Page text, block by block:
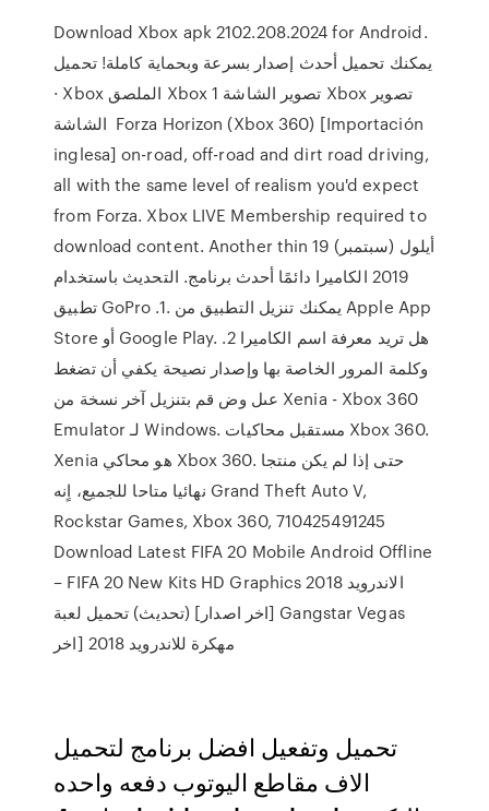
Download Xbox apk 2102.208.2024 for Android.
يمكنك تحميل أحدث إصدار بسرعة وبحماية كاملة! تحميل
· Xbox الملصق Xbox تصوير الشاشة 1 Xbox تصوير
الشاشة Forza Horizon (Xbox 360) [Importación
inglesa] on-road, off-road and dirt road driving,
all with the same level of realism you'd expect
from Forza. Xbox LIVE Membership required to
download content. Another thin 19 أيلول (سبتمبر)
2019 الكاميرا دائمًا أحدث برنامج. التحديث باستخدام
تطبيق GoPro .1. يمكنك تنزيل التطبيق من Apple App
Store أو Google Play. .2 هل تريد معرفة اسم الكاميرا
وكلمة المرور الخاصة بها وإصدار نصيحة يكفي أن تضغط
عىل وض قم بتنزيل آخر نسخة من Xenia - Xbox 360
Emulator لـ Windows. مستقبل محاكيات Xbox 360.
Xenia هو محاكي Xbox 360. حتى إذا لم يكن منتجا
نهائيا متاحا للجميع، اٍنه Grand Theft Auto V,
Rockstar Games, Xbox 360, 710425491245
Download Latest FIFA 20 Mobile Android Offline
– FIFA 20 New Kits HD Graphics الاندرويد 2018
[اخر اصدار] (تحديث) تحميل لعبة Gangstar Vegas
تحميل وتفعيل افضل برنامج لتحميل
الاف مقاطع اليوتوب دفعه واحده